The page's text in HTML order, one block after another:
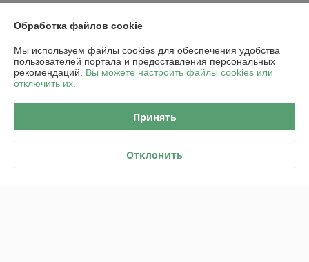
График работы
Полная версия сайта
Сайт создан на платформе Deal.by
Обработка файлов cookie
Мы используем файлы cookies для обеспечения удобства
пользователей портала и предоставления персональных
рекомендаций. Вы можете настроить файлы cookies или
отключить их.
Принять
Отклонить